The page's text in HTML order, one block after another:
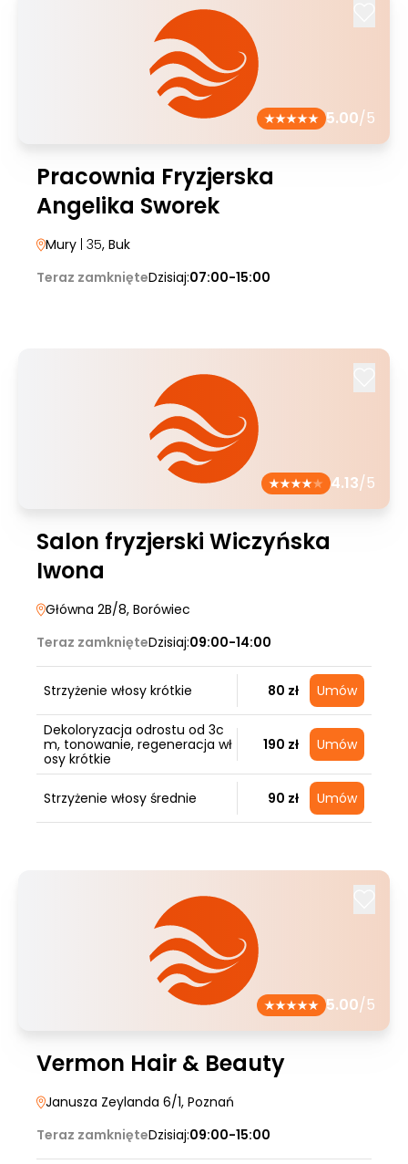
5.00/5
Pracownia Fryzjerska
Angelika Sworek
Mury | 35, Buk
Teraz zamknięteDzisiaj:07:00-15:00
4.13/5
Salon fryzjerski Wiczyńska
Iwona
Główna 2B/8, Borówiec
Teraz zamknięteDzisiaj:09:00-14:00
Strzyżenie włosy krótkie 80 zł Umów
Dekoloryzacja odrostu od 3c
m, tonowanie, regeneracja wł
osy krótkie
190 zł Umów
Strzyżenie włosy średnie 90 zł Umów
5.00/5
Vermon Hair & Beauty
Janusza Zeylanda 6/1, Poznań
Teraz zamknięteDzisiaj:09:00-15:00